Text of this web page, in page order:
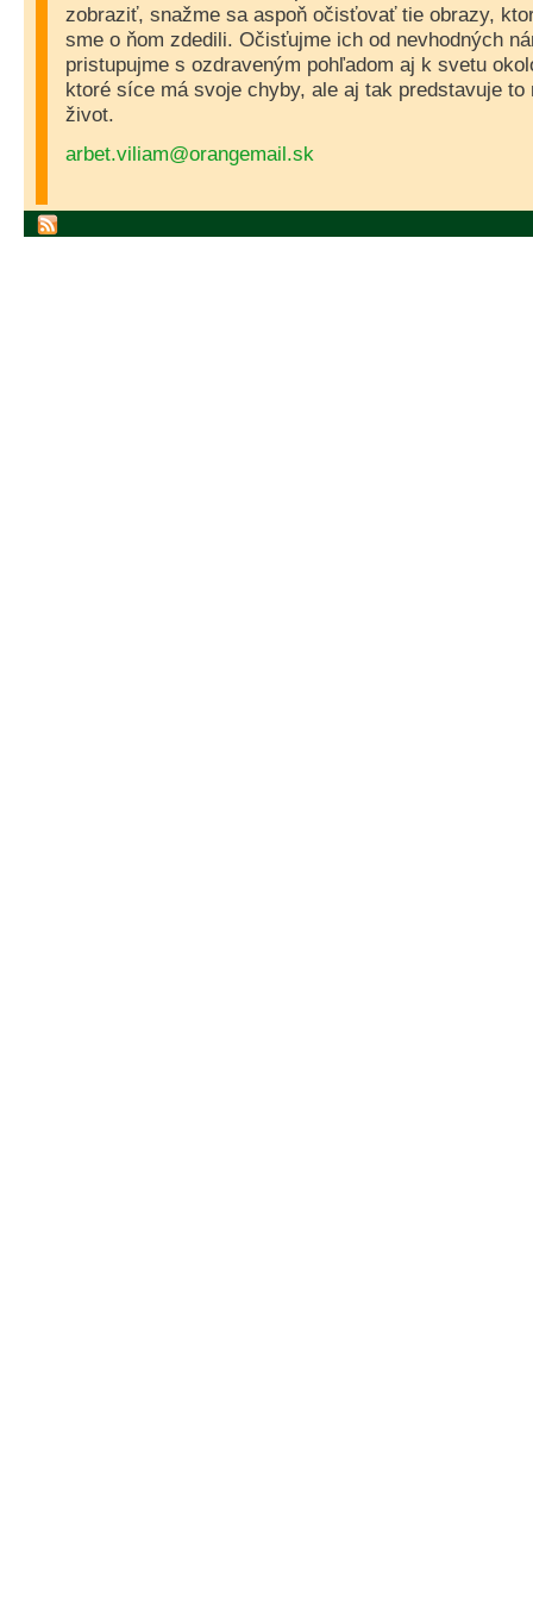
zobraziť, snažme sa aspoň očisťovať tie obrazy,
sme o ňom zdedili. Očisťujme ich od nevhodných
pristupujme s ozdraveným pohľadom aj k svetu
ktoré síce má svoje chyby, ale aj tak predstavuje to
život.
arbet.viliam@orangemail.sk